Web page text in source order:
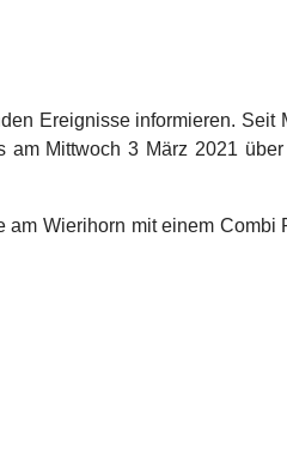
Ereignisse informieren. Seit
Mittwoch 3 März 2021
Wierihorn mit einem Combi